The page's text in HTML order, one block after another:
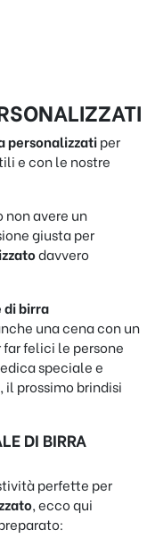
personalizzatiper
e con le nostre
non avere un
giusta per
davvero
birra
una cena con un
felici le persone
speciale e
prossimo brindisi
DI BIRRA
perfette per
, ecco qui